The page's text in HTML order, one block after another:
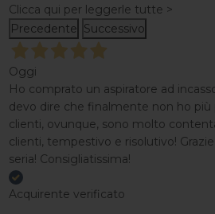
Clicca qui per leggerle tutte >
Precedente Successivo
Oggi
Ho comprato un aspiratore ad
devo dire che finalmente non ho più
clienti, ovunque, sono molto
clienti, tempestivo e risolutivo!
seria! Consigliatissima!
Acquirente verificato